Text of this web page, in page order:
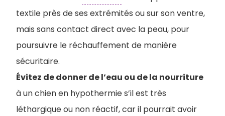
textile près de ses extrémités ou sur son ventre,
mais sans contact direct avec la peau, pour
poursuivre le réchauffement de manière
sécuritaire.
Évitez de donner de l’eau ou de la nourriture
à un chien en hypothermie s’il est très
léthargique ou non réactif, car il pourrait avoir